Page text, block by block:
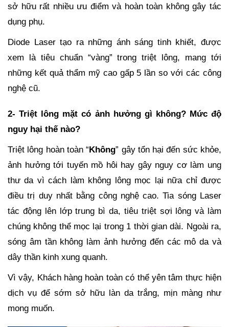
sở hữu rất nhiều ưu điểm và hoàn toàn không gây tác
dụng phụ.
Diode Laser tạo ra những ánh sáng tinh khiết, được
xem là tiêu chuẩn “vàng” trong triệt lông, mang tới
những kết quả thẩm mỹ cao gấp 5 lần so với các công
nghệ cũ.
2- Triệt lông mặt có ảnh hưởng gì không? Mức độ
nguy hại thế nào?
Triệt lông hoàn toàn “Không” gây tổn hại đến sức khỏe,
ảnh hưởng tới tuyến mồ hôi hay gây nguy cơ làm ung
thư da vì cách làm không lông mọc lại nữa chỉ được
điều trị duy nhất bằng công nghệ cao. Tia sóng Laser
tác động lên lớp trung bì da, tiêu triệt sợi lông và làm
chúng không thể mọc lại trong 1 thời gian dài. Ngoài ra,
sóng âm tần không làm ảnh hưởng đến các mô da và
dây thần kinh xung quanh.
Vì vậy, Khách hàng hoàn toàn có thể yên tâm thực hiện
dịch vụ để sớm sở hữu làn da trắng, mịn màng như
mong muốn.